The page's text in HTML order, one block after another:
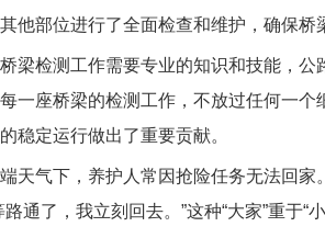
他部位进行了全面检查和维护，确保桥
检测工作需要专业的知识和技能，公
一座桥梁的检测工作，不放过任何一
稳定运行做出了重要贡献。
气下，养护人常因抢险任务无法回家
路通了，我立刻回去。”这种“大家”重于“